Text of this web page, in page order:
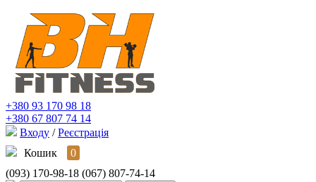
+380 93 170 98 18
+380 67 807 74 14
Входу / Реєстрація
Кошик
0
(093) 170-98-18 (067) 807-74-14